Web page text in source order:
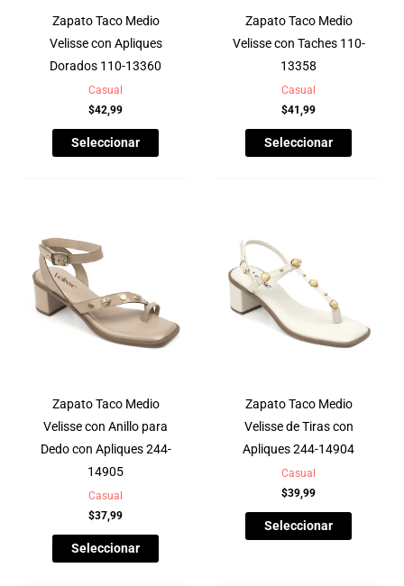
Zapato Taco Medio
Velisse con Apliques
Dorados 110-13360
Casual
$42,99
Seleccionar
Zapato Taco Medio
Velisse con Taches 110-
13358
Casual
$41,99
Seleccionar
Zapato Taco Medio
Velisse con Anillo para
Dedo con Apliques 244-
14905
Casual
$37,99
Seleccionar
Zapato Taco Medio
Velisse de Tiras con
Apliques 244-14904
Casual
$39,99
Seleccionar